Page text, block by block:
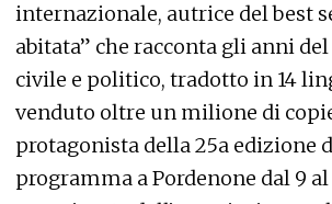
internazionale, autrice del best
abitata” che racconta gli anni
civile e politico, tradotto in 14
venduto oltre un milione di
protagonista della 25a edizione
programma a Pordenone dal 9 al